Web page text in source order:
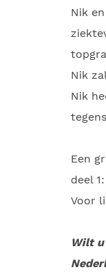
Nik
Nik
Nik
Een
deel 1:
Voor
Wilt